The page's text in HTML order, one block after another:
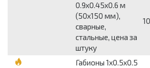
0.9х0.45х0.6 м
(50х150 мм),
сварные,
стальные, цена за
штуку
Габионы 1х0.5х0.5